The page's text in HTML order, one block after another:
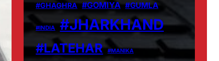
#GHAGHRA #GOMIYA #GUMLA
#INDIA #JHARKHAND
#LATEHAR #MANIKA